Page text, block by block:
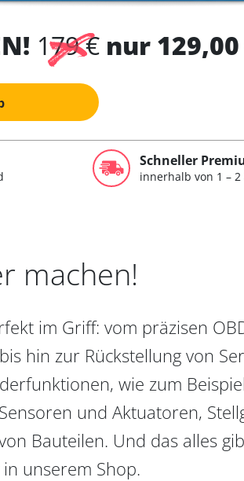
179 € nur
Schneller
innerhalb von 1 – 2
machen!
im Griff: vom präzisen
hin zur Rückstellung von
wie zum
und Aktuatoren,
Bauteilen. Und das alles
unserem Shop.